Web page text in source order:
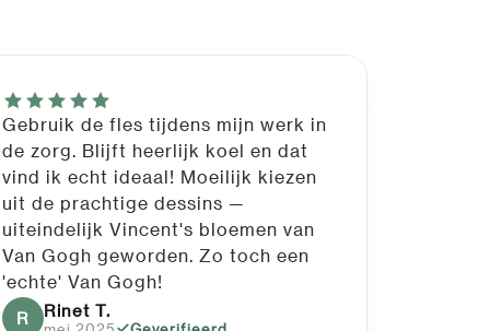
Gebruik de fles tijdens mijn werk in
de zorg. Blijft heerlijk koel en dat
vind ik echt ideaal! Moeilijk kiezen
uit de prachtige dessins —
uiteindelijk Vincent's bloemen van
Van Gogh geworden. Zo toch een
'echte' Van Gogh!
R Rinet T.